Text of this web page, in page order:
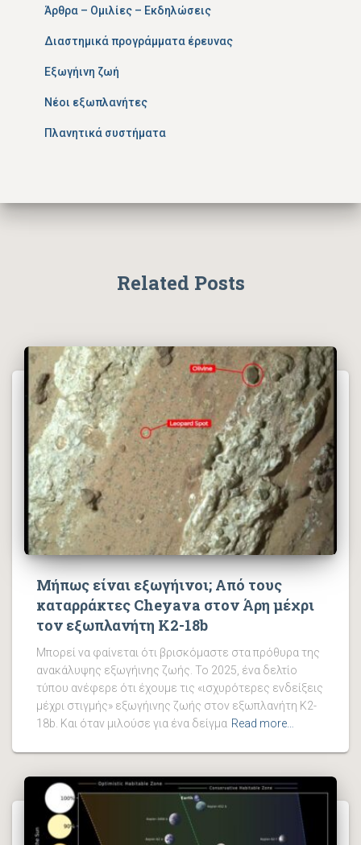
Άρθρα – Ομιλίες – Εκδηλώσεις
Διαστημικά προγράμματα έρευνας
Εξωγήινη ζωή
Νέοι εξωπλανήτες
Πλανητικά συστήματα
Related Posts
Μήπως είναι εξωγήινοι; Από τους
καταρράκτες Cheyava στον Άρη μέχρι
τον εξωπλανήτη K2-18b
Μπορεί να φαίνεται ότι βρισκόμαστε στα πρόθυρα της
ανακάλυψης εξωγήινης ζωής. Το 2025, ένα δελτίο
τύπου ανέφερε ότι έχουμε τις «ισχυρότερες ενδείξεις
μέχρι στιγμής» εξωγήινης ζωής στον εξωπλανήτη K2-
18b. Και όταν μιλούσε για ένα δείγμα Read more…